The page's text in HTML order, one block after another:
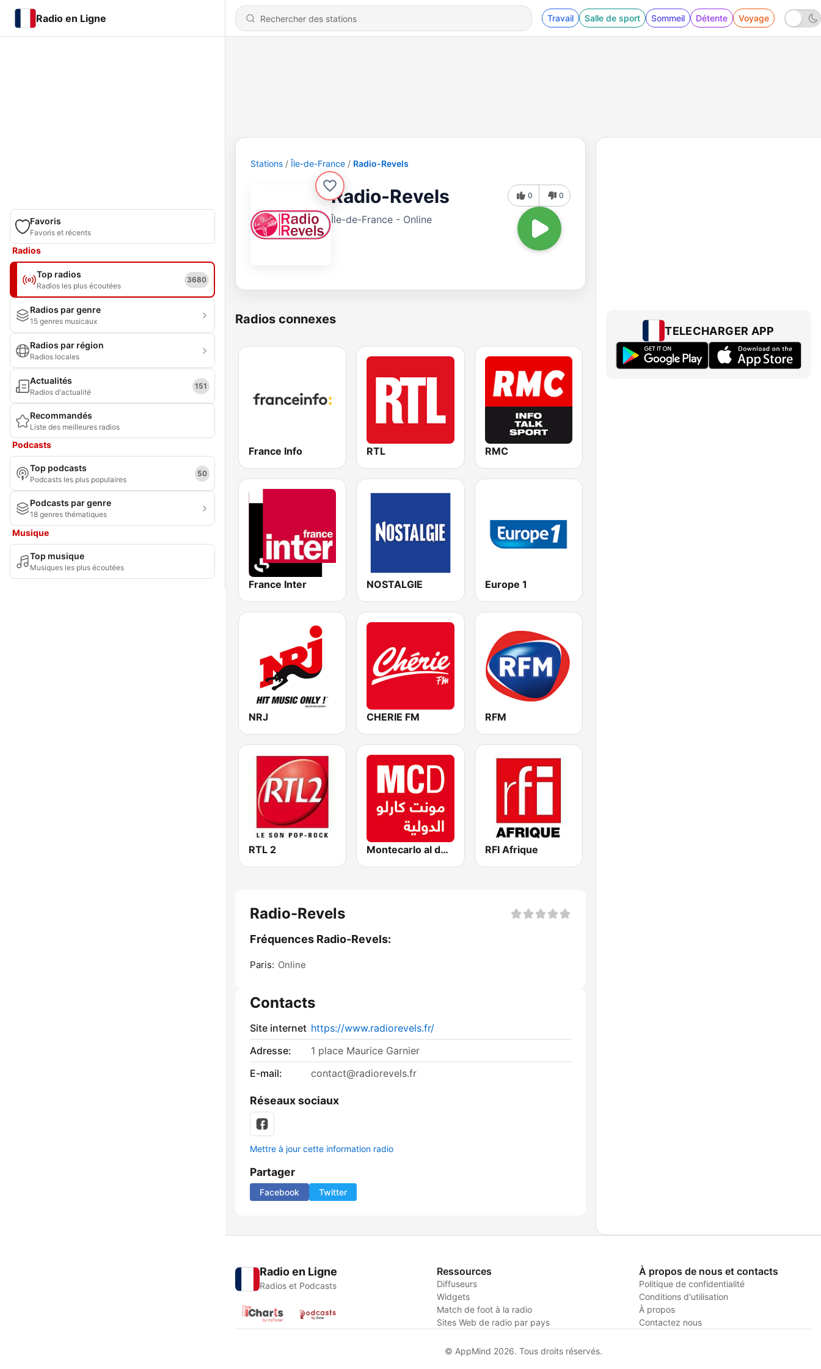
Radio en Ligne Travail Salle de sport Sommeil Détente Voyage
Favoris
Favoris et récents
Radios
Top radios
Radios les plus écoutées
3680
Radios par genre
15 genres musicaux
Radios par région
Radios locales
Actualités
Radios d'actualité
151
Recommandés
Liste des meilleures radios
Podcasts
Top podcasts
Podcasts les plus populaires
50
Podcasts par genre
18 genres thématiques
Musique
Top musique
Musiques les plus écoutées
Stations Île-de-France Radio-Revels
Radio-Revels
Île-de-France - Online
0 0
Radios connexes
France Info RTL RMC
France Inter NOSTALGIE Europe 1
NRJ CHERIE FM RFM
RTL 2 Montecarlo al doualiya (مونت كارلو الدولية) RFI Afrique
Radio-Revels
Fréquences Radio-Revels:
Paris: Online
Contacts
Site internet https://www.radiorevels.fr/
Adresse:
1 place Maurice Garnier
E-mail:
contact@radiorevels.fr
Réseaux sociaux
Mettre à jour cette information radio
Partager
Facebook Twitter
TELECHARGER APP
Radio en Ligne
Radios et Podcasts
Ressources
Diffuseurs
Widgets
Match de foot à la radio
Sites Web de radio par pays
À propos de nous et contacts
Politique de confidentialité
Conditions d'utilisation
À propos
Contactez nous
© AppMind 2026. Tous droits réservés.